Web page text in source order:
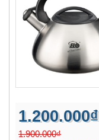
1.200.000₫
1.900.000₫